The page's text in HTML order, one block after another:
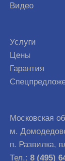
Видео
Услуги
Цены
Гарантия
Московская
м.
п. Развилка,
Тел.: 8 (495)